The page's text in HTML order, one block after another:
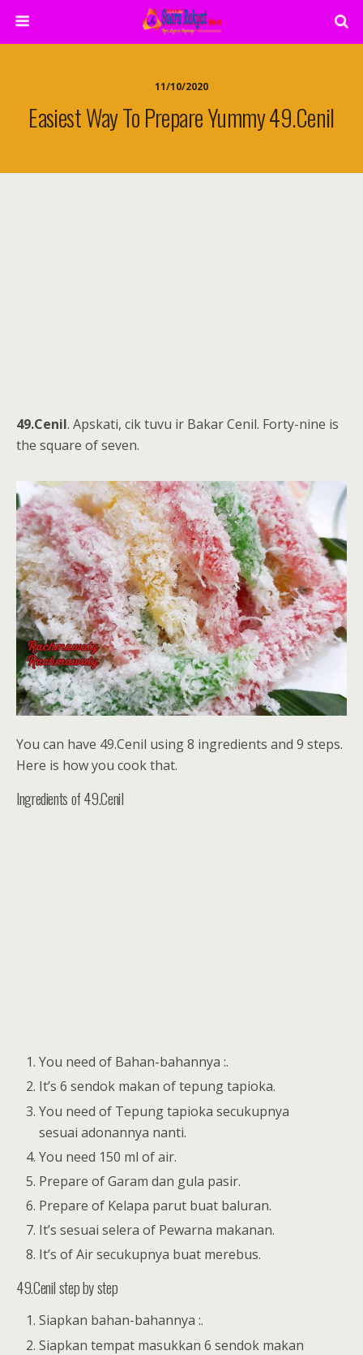
11/10/2020
Easiest Way To Prepare Yummy 49.Cenil
49.Cenil. Apskati, cik tuvu ir Bakar Cenil. Forty-nine is
the square of seven.
You can have 49.Cenil using 8 ingredients and 9 steps.
Here is how you cook that.
Ingredients of 49.Cenil
You need of Bahan-bahannya :.
It’s 6 sendok makan of tepung tapioka.
You need of Tepung tapioka secukupnya
sesuai adonannya nanti.
You need 150 ml of air.
Prepare of Garam dan gula pasir.
Prepare of Kelapa parut buat baluran.
It’s sesuai selera of Pewarna makanan.
It’s of Air secukupnya buat merebus.
49.Cenil step by step
Siapkan bahan-bahannya :.
Siapkan tempat masukkan 6 sendok makan